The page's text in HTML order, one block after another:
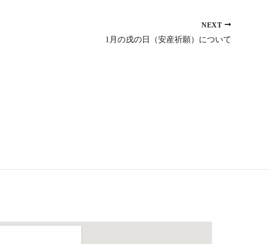
NEXT
1月の戌の日（安産祈願）について